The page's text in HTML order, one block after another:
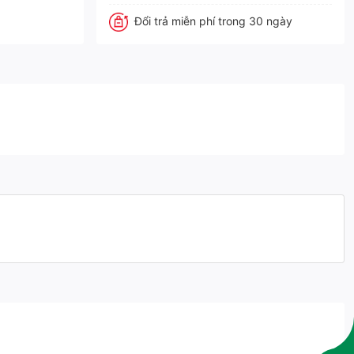
Đổi trả miễn phí trong 30 ngày